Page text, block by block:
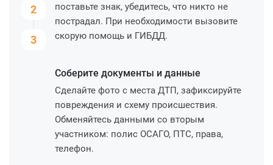
2
3
поставьте знак, убедитесь, что никто не
пострадал. При необходимости вызовите
скорую помощь и ГИБДД.
Соберите документы и данные
Сделайте фото с места ДТП, зафиксируйте
повреждения и схему происшествия.
Обменяйтесь данными со вторым
участником: полис ОСАГО, ПТС, права,
телефон.